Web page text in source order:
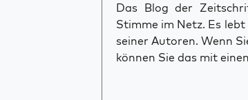
Das Blog der
Stimme im Netz. Es
seiner Autoren. Wenn
können Sie das mit